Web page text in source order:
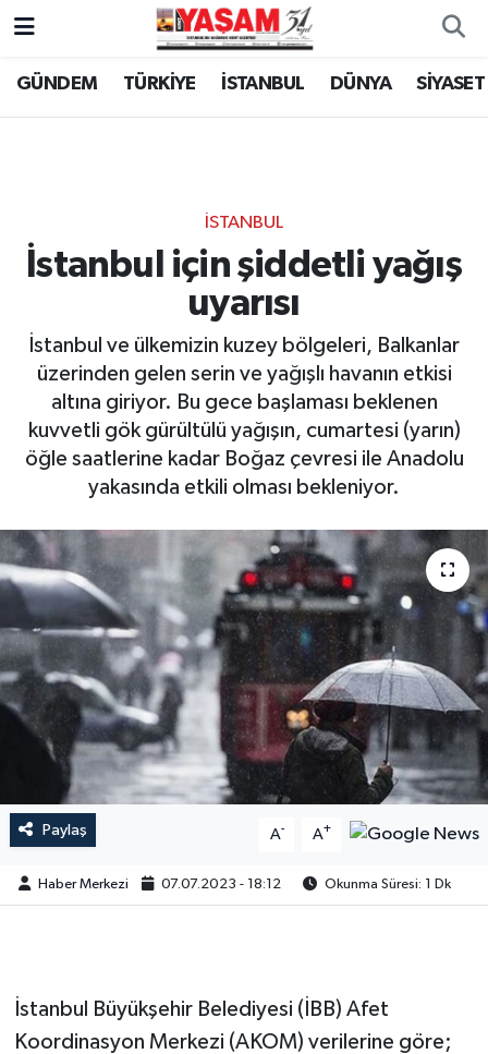
GÜNDEM TÜRKİYE İSTANBUL DÜNYA SİYASET
İSTANBUL
İstanbul için şiddetli yağış
uyarısı
İstanbul ve ülkemizin kuzey bölgeleri, Balkanlar
üzerinden gelen serin ve yağışlı havanın etkisi
altına giriyor. Bu gece başlaması beklenen
kuvvetli gök gürültülü yağışın, cumartesi (yarın)
öğle saatlerine kadar Boğaz çevresi ile Anadolu
yakasında etkili olması bekleniyor.
Paylaş A- A+
Haber Merkezi 07.07.2023 - 18:12 Okunma Süresi: 1 Dk
İstanbul Büyükşehir Belediyesi (İBB) Afet
Koordinasyon Merkezi (AKOM) verilerine göre;